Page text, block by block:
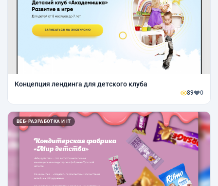
Концепция лендинга для детского клуба
89 0
ВЕБ-РАЗРАБОТКА И IT